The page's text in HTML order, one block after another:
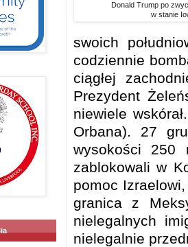
Donald Trump po
w stanie
swoich
codziennie
ciągłej
Prezydent
niewiele
Orbana). 27
wysokości 250
zablokowali w
pomoc
granica z
nielegalnych
nielegalnie